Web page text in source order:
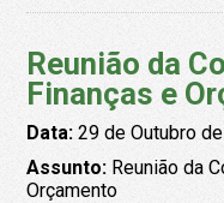
Reunião da
Finanças e
Data:29 de Outubro
Assunto:Reunião da
Orçamento